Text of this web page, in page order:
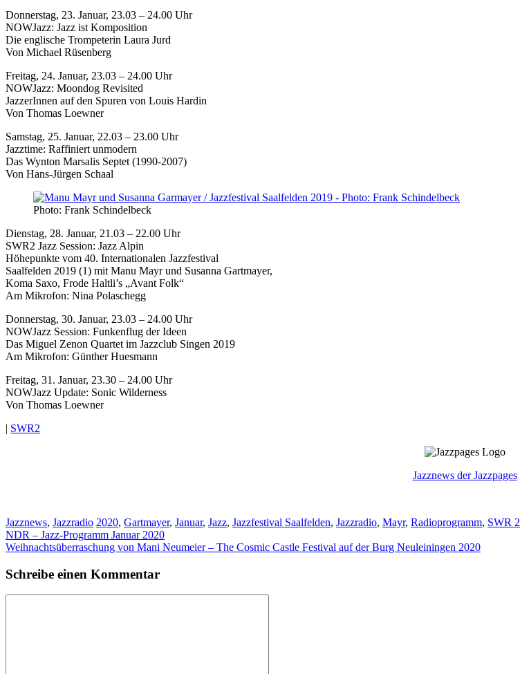
Donnerstag, 23. Januar, 23.03 – 24.00 Uhr
NOWJazz: Jazz ist Komposition
Die englische Trompeterin Laura Jurd
Von Michael Rüsenberg
Freitag, 24. Januar, 23.03 – 24.00 Uhr
NOWJazz: Moondog Revisited
JazzerInnen auf den Spuren von Louis Hardin
Von Thomas Loewner
Samstag, 25. Januar, 22.03 – 23.00 Uhr
Jazztime: Raffiniert unmodern
Das Wynton Marsalis Septet (1990-2007)
Von Hans-Jürgen Schaal
Photo: Frank Schindelbeck
Dienstag, 28. Januar, 21.03 – 22.00 Uhr
SWR2 Jazz Session: Jazz Alpin
Höhepunkte vom 40. Internationalen Jazzfestival
Saalfelden 2019 (1) mit Manu Mayr und Susanna Gartmayer,
Koma Saxo, Frode Haltli’s „Avant Folk“
Am Mikrofon: Nina Polaschegg
Donnerstag, 30. Januar, 23.03 – 24.00 Uhr
NOWJazz Session: Funkenflug der Ideen
Das Miguel Zenon Quartet im Jazzclub Singen 2019
Am Mikrofon: Günther Huesmann
Freitag, 31. Januar, 23.30 – 24.00 Uhr
NOWJazz Update: Sonic Wilderness
Von Thomas Loewner
| SWR2
Jazznews der Jazzpages
Kategorien
Jazznews, Jazzradio Schlagwörter
2020, Gartmayer, Januar, Jazz, Jazzfestival Saalfelden, Jazzradio, Mayr, Radioprogramm, SWR 2
NDR – Jazz-Programm Januar 2020
Weihnachtsüberraschung von Mani Neumeier – The Cosmic Castle Festival auf der Burg Neuleiningen 2020
Schreibe einen Kommentar